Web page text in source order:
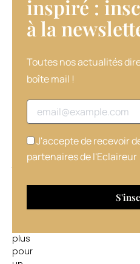
beauté.
créer
espace
éphémère
pour
journée,
semaine,
mois
plus
pour
inspiré :
à la
Toutes nos actualités
boîte mail !
Adresse email
J'accepte de recevoir
partenaires de l'Eclaireur